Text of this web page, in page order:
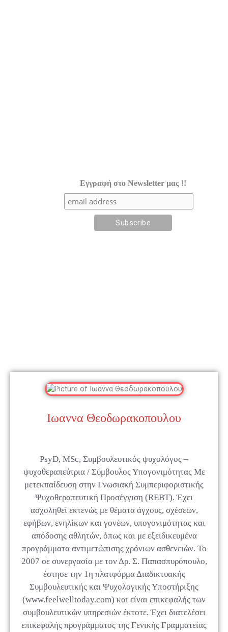
Εγγραφή στο Newsletter μας !!
Ιωαννα Θεοδωρακοπουλου
PsyD, MSc, Συμβουλευτικός ψυχολόγος –
ψυχοθεραπεύτρια / Σύμβουλος Υπογονιμότητας Με
μετεκπαίδευση στην Γνωσιακή Συμπεριφοριστικής
Ψυχοθεραπευτική Προσέγγιση (REBT). Έχει
ασχοληθεί εκτενώς με θέματα άγχους, σχέσεων,
εφήβων, ενηλίκων και γονέων, υπογονιμότητας και
απόδοσης αθλητών, όπως και με εξειδικευμένα
προγράμματα αντιμετώπισης χρόνιων ασθενειών. Το
2007 σε συνεργασία με τον Δρ. Σ. Παπασπυρόπουλο,
έστησε την 1η πλατφόρμα Διαδικτυακής
Συμβουλευτικής και Ψυχολογικής Υποστήριξης
(www.feelwelltoday.com) και είναι επικεφαλής των
συμβουλευτικών υπηρεσιών έκτοτε. Έχει διατελέσει
επικεφαλής προγράμματος της Γενικής Γραμματείας